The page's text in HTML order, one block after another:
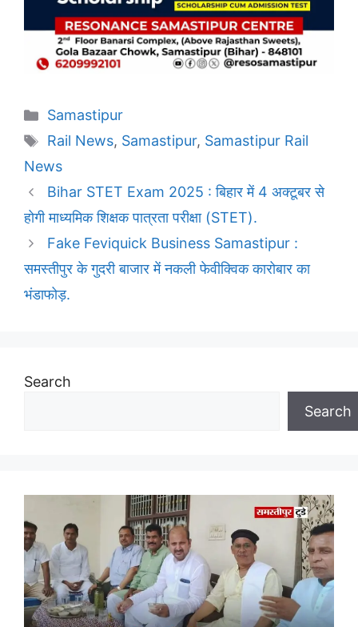
Categories
Samastipur
Tags
Rail News, Samastipur, Samastipur Rail
News
Bihar STET Exam 2025 : बिहार में 4 अक्टूबर से
होगी माध्यमिक शिक्षक पात्रता परीक्षा (STET).
Fake Feviquick Business Samastipur :
समस्तीपुर के गुदरी बाजार में नकली फेवीक्विक कारोबार का
भंडाफोड़.
Search
Search